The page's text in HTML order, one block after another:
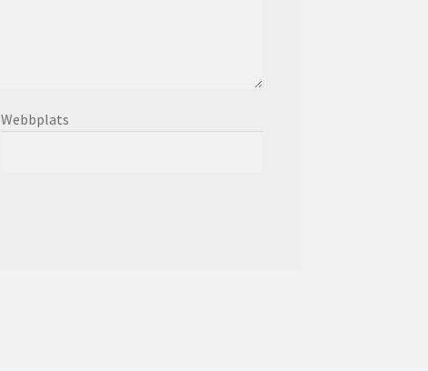
Webbplats